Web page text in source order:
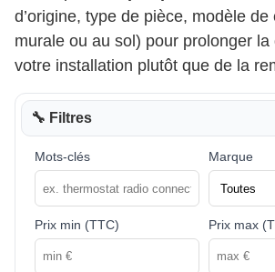
d’origine, type de pièce, modèle de
murale ou au sol) pour prolonger
votre installation plutôt que de la
🔧 Filtres
Mots-clés Marque
Prix min (TTC) Prix max